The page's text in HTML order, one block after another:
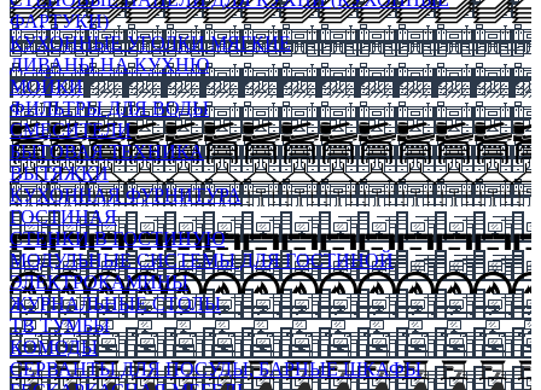
ФАРТУКИ)
КУХОННЫЕ УГОЛКИ МЯГКИЕ
ДИВАНЫ НА КУХНЮ
МОЙКИ
ФИЛЬТРЫ ДЛЯ ВОДЫ
СМЕСИТЕЛИ
БЫТОВАЯ ТЕХНИКА
ВЫТЯЖКИ
КУХОННАЯ ФУРНИТУРА
ГОСТИНАЯ
СТЕНКИ В ГОСТИНУЮ
МОДУЛЬНЫЕ СИСТЕМЫ ДЛЯ ГОСТИНОЙ
ЭЛЕКТРОКАМИНЫ
ЖУРНАЛЬНЫЕ СТОЛЫ
ТВ ТУМБЫ
КОМОДЫ
СЕРВАНТЫ ДЛЯ ПОСУДЫ, БАРНЫЕ ШКАФЫ